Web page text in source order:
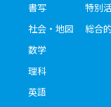
書写
社会・地図
数学
理科
英語
特別
総合